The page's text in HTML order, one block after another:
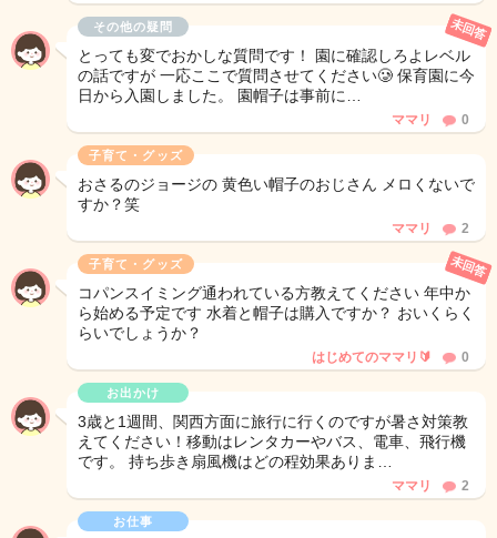
その他の疑問
とっても変でおかしな質問です！ 園に確認しろよレベル
の話ですが 一応ここで質問させてください🥲 保育園に今
日から入園しました。 園帽子は事前に…
未回答
ママリ 0
子育て・グッズ
おさるのジョージの 黄色い帽子のおじさん メロくないで
すか？笑
ママリ 2
子育て・グッズ
コパンスイミング通われている方教えてください 年中か
ら始める予定です 水着と帽子は購入ですか？ おいくらく
らいでしょうか？
未回答
はじめてのママリ🔰 0
お出かけ
3歳と1週間、関西方面に旅行に行くのですが暑さ対策教
えてください！移動はレンタカーやバス、電車、飛行機
です。 持ち歩き扇風機はどの程効果ありま…
ママリ 2
お仕事